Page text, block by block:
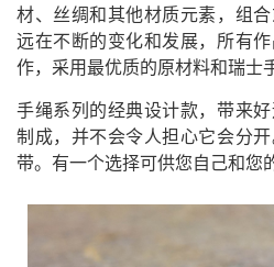
材、丝绸和其他材质元素，组
远在不断的变化和发展，所有
作，采用最优质的原材料和瑞士
手绳系列的经典设计款，带来
制成，并不会令人担心它会分
带。有一个选择可供您自己和您